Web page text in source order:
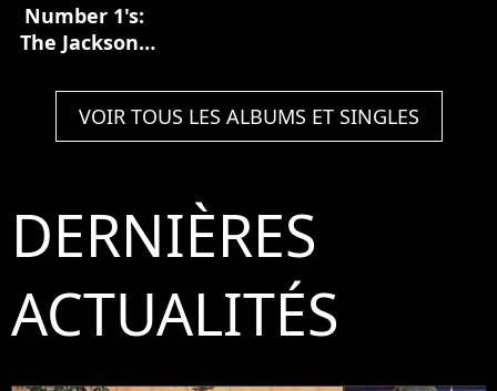
Number 1's:
The Jacksons
VOIR TOUS LES ALBUMS ET SINGLES
DERNIÈRES
ACTUALITÉS